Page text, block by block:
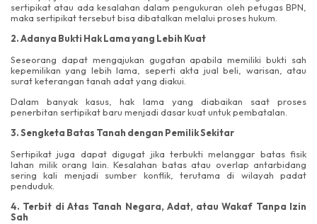
sertipikat atau ada kesalahan dalam pengukuran oleh petugas BPN,
maka sertipikat tersebut bisa dibatalkan melalui proses hukum.
2. Adanya Bukti Hak Lama yang Lebih Kuat
Seseorang dapat mengajukan gugatan apabila memiliki bukti sah
kepemilikan yang lebih lama, seperti akta jual beli, warisan, atau
surat keterangan tanah adat yang diakui.
Dalam banyak kasus, hak lama yang diabaikan saat proses
penerbitan sertipikat baru menjadi dasar kuat untuk pembatalan.
3. Sengketa Batas Tanah dengan Pemilik Sekitar
Sertipikat juga dapat digugat jika terbukti melanggar batas fisik
lahan milik orang lain. Kesalahan batas atau overlap antarbidang
sering kali menjadi sumber konflik, terutama di wilayah padat
penduduk.
4. Terbit di Atas Tanah Negara, Adat, atau Wakaf Tanpa Izin
Sah